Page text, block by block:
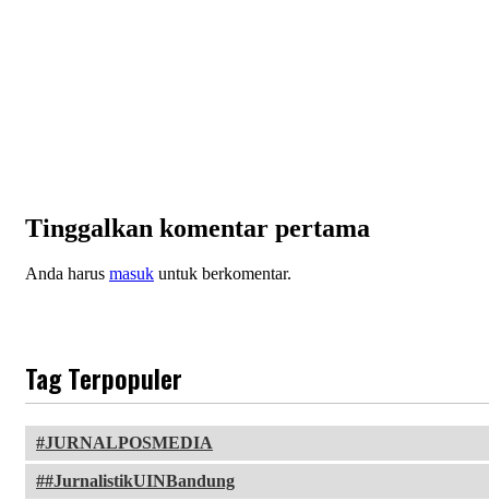
Tinggalkan komentar pertama
Anda harus masuk untuk berkomentar.
Tag Terpopuler
JURNALPOSMEDIA
#JurnalistikUINBandung